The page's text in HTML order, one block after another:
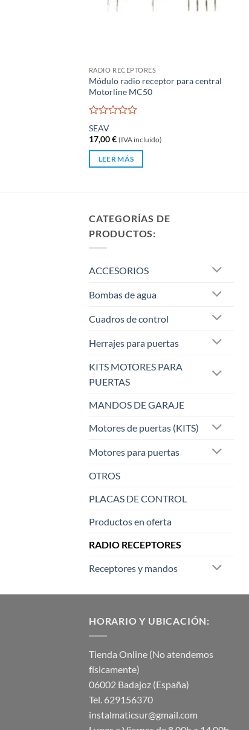
RADIO RECEPTORES
Módulo radio receptor para central
Motorline MC50
Valorado
con
0
de
SEAV
17,00€ (IVA incluido)
LEER MÁS
CATEGORÍAS DE
PRODUCTOS:
ACCESORIOS
Bombas de agua
Cuadros de control
Herrajes para puertas
KITS MOTORES PARA
PUERTAS
MANDOS DE GARAJE
Motores de puertas (KITS)
Motores para puertas
OTROS
PLACAS DE CONTROL
Productos en oferta
RADIO RECEPTORES
Receptores y mandos
HORARIO Y UBICACIÓN:
Tienda Online (No atendemos
físicamente)
06002 Badajoz (España)
Tel. 629156370
instalmaticsur@gmail.com